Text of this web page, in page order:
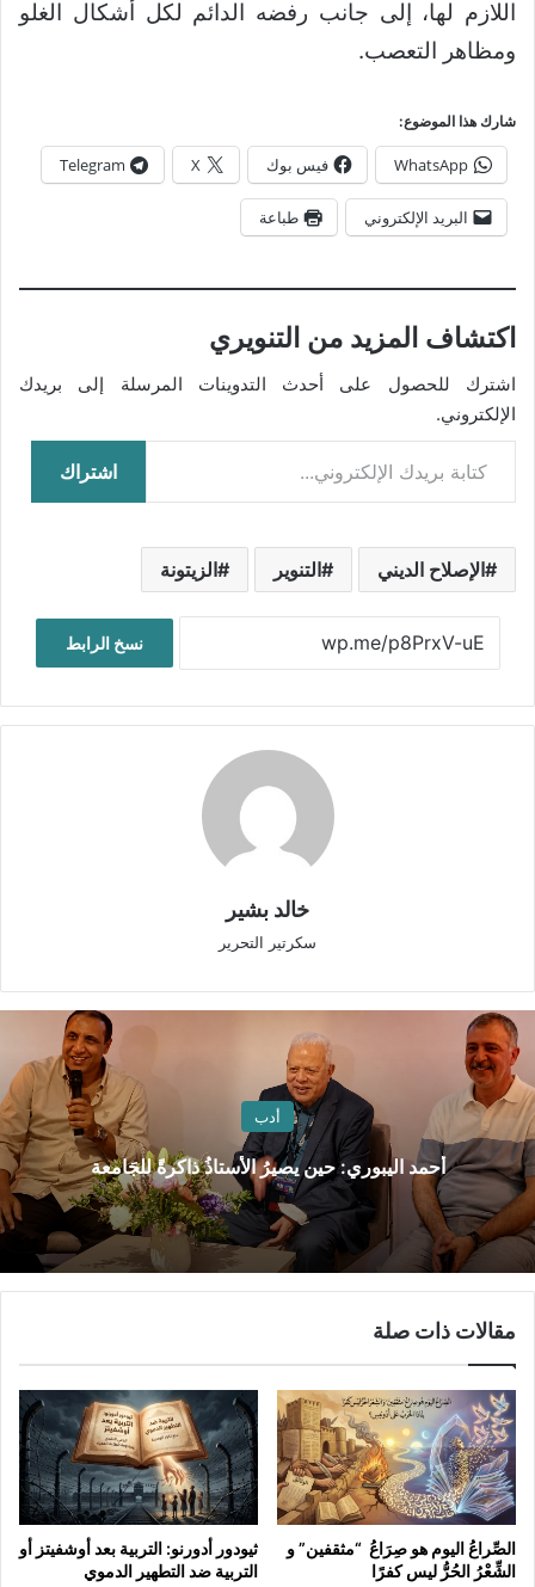
اللازم لها، إلى جانب رفضه الدائم لكل أشكال الغلو
ومظاهر التعصب.
شارك هذا الموضوع:
WhatsApp فيس بوك X
Telegram
البريد الإلكتروني طباعة
اكتشاف المزيد من التنويري
اشترك للحصول على أحدث التدوينات المرسلة إلى بريدك
الإلكتروني.
كتابة بريدك الإلكتروني...
اشتراك
الإصلاح الديني التنوير الزيتونة
نسخ الرابط
خالد بشير
سكرتير التحرير
أدب
أحمد اليبوري: حين يصيرُ الأستاذُ ذاكرةً للجَامعة
مقالات ذات صلة
الصِّراعُ اليوم هو صِرَاعُ “مثقفين” و
الشِّعْرُ الحُرُّ ليس كفرًا
ثيودور أدورنو: التربية بعد أوشفيتز أو
التربية ضد التطهير الدموي